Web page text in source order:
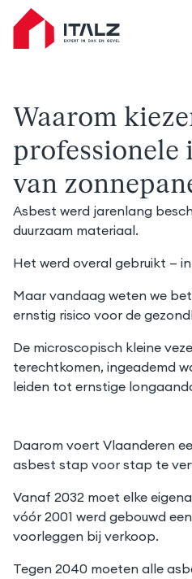
Italz home
Asbest werd jarenlang
duurzaam materiaal.
Het werd overal gebruikt —
Maar vandaag weten we
ernstig risico voor de
De microscopisch kleine
terechtkomen, ingeademd
leiden tot ernstige
Daarom voert Vlaanderen
asbest stap voor stap te
Vanaf 2032 moet elke
vóór 2001 werd gebouwd
voorleggen bij verkoop.
Tegen 2040 moeten alle
Waarom
professionele
van